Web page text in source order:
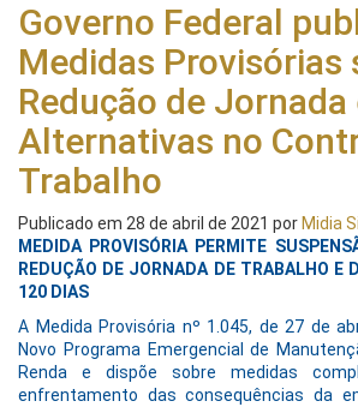
Governo Federal
Medidas Provisórias
Redução de Jornada
Alternativas no
Trabalho
Publicado em 28 de abril de 2021 por Midia
MEDIDA PROVISÓRIA PERMITE
REDUÇÃO DE JORNADA DE TRABALHO E
120 DIAS
A Medida Provisória nº 1.045, de 27 de
Novo Programa Emergencial de
Renda e dispõe sobre medidas
enfrentamento das consequências da